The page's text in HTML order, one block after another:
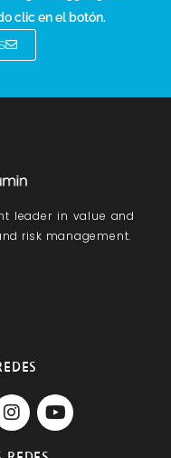
clic en el botón.
leader in value and
risk management.
I
n
Y
o